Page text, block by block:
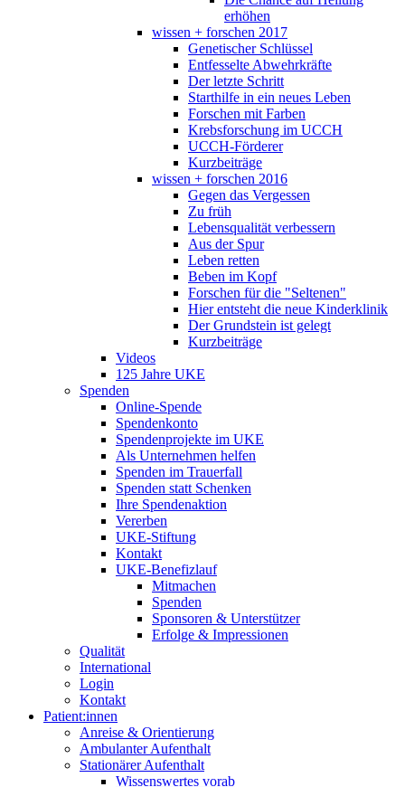
erhöhen
wissen + forschen 2017
Genetischer Schlüssel
Entfesselte Abwehrkräfte
Der letzte Schritt
Starthilfe in ein neues Leben
Forschen mit Farben
Krebsforschung im UCCH
UCCH-Förderer
Kurzbeiträge
wissen + forschen 2016
Gegen das Vergessen
Zu früh
Lebensqualität verbessern
Aus der Spur
Leben retten
Beben im Kopf
Forschen für die "Seltenen"
Hier entsteht die neue Kinderklinik
Der Grundstein ist gelegt
Kurzbeiträge
Videos
125 Jahre UKE
Spenden
Online-Spende
Spendenkonto
Spendenprojekte im UKE
Als Unternehmen helfen
Spenden im Trauerfall
Spenden statt Schenken
Ihre Spendenaktion
Vererben
UKE-Stiftung
Kontakt
UKE-Benefizlauf
Mitmachen
Spenden
Sponsoren & Unterstützer
Erfolge & Impressionen
Qualität
International
Login
Kontakt
Patient:innen
Anreise & Orientierung
Ambulanter Aufenthalt
Stationärer Aufenthalt
Wissenswertes vorab